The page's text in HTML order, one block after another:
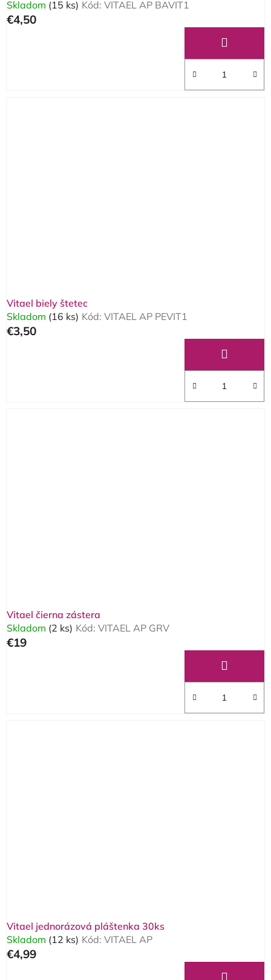
Skladom (15 ks) Kód: VITAEL AP BAVIT1
€4,50
Vitael biely štetec
Skladom (16 ks) Kód: VITAEL AP PEVIT1
€3,50
Vitael čierna zástera
Skladom (2 ks) Kód: VITAEL AP GRV
€19
Vitael jednorázová pláštenka 30ks
Skladom (12 ks) Kód: VITAEL AP
€4,99